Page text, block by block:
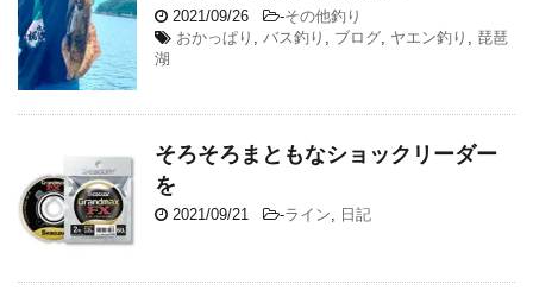
2021/09/26 -その他釣り
おかっぱり
バス釣り ブログ ヤエン釣り
琵琶
湖
そろそろまともなショックリーダー
を
2021/09/21 -ライン 日記